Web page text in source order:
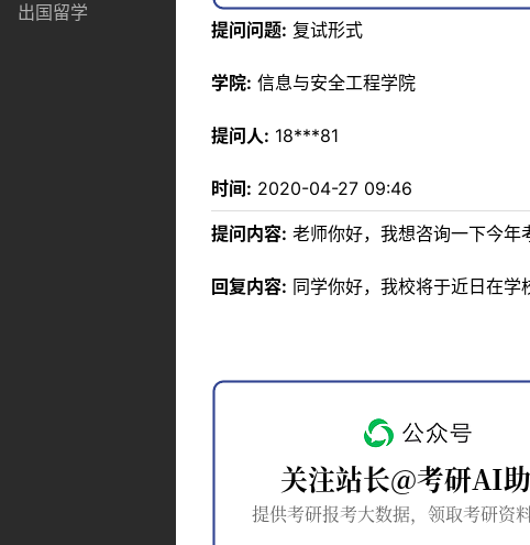
出国留学
提问问题: 复试形式
学院: 信息与安全工程学院
提问人: 18***81
时间: 2020-04-27 09:46
提问内容: 老师你好，我想咨询一下今
回复内容: 同学你好，我校将于近日在学